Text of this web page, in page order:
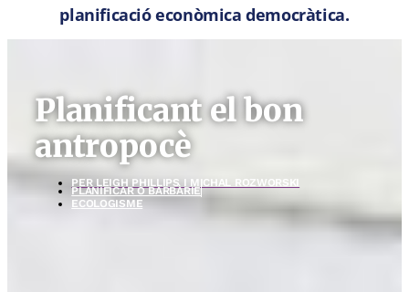
planificació econòmica democràtica.
Planificant el bon
antropocè
PERLEIGH PHILLIPS I MICHAL ROZWORSKI
PLANIFICAR O BARBÀRIE
ECOLOGISME